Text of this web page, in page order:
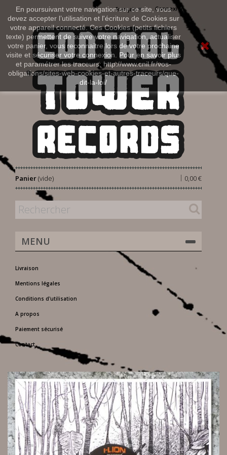
En poursuivant votre navigation sur ce site, vous
devez accepter l’utilisation et l'écriture de Cookies sur
votre appareil connecté. Ces Cookies (petits fichiers
texte) permettent de suivre votre navigation, actualiser
votre panier, vous reconnaitre lors de votre prochaine
visite et sécuriser votre connexion. Pour en savoir plus
et paramétrer les traceurs: http://www.cnil.fr/vos-
obligations/sites-web-cookies-et-autres-traceurs/que-
dit-la-loi/
Connexion
Français
Panier 0,00 €
|
(vide)
MENU
Livraison
Mentions légales
Conditions d'utilisation
A propos
Paiement sécurisé
Contact